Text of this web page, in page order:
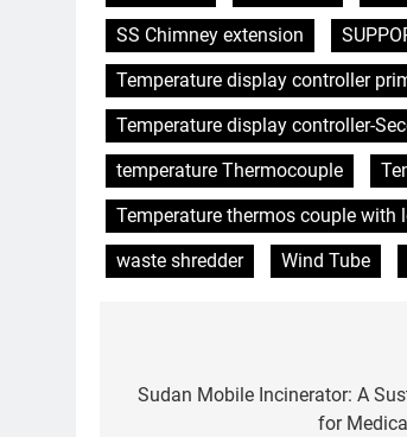
SS Chimney extension
Temperature display controller
Temperature display controller-
temperature Thermocouple
Temperature thermos couple with
waste shredder
Wind Tube
navigation
Sudan Mobile Incinerator: A
for